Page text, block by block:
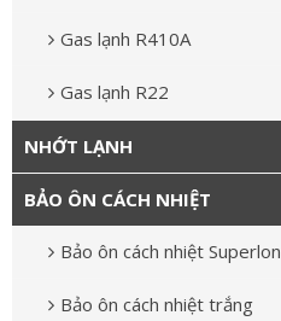
Gas lạnh R410A
Gas lạnh R22
NHỚT LẠNH
BẢO ÔN CÁCH NHIỆT
Bảo ôn cách nhiệt Superlon
Bảo ôn cách nhiệt trắng